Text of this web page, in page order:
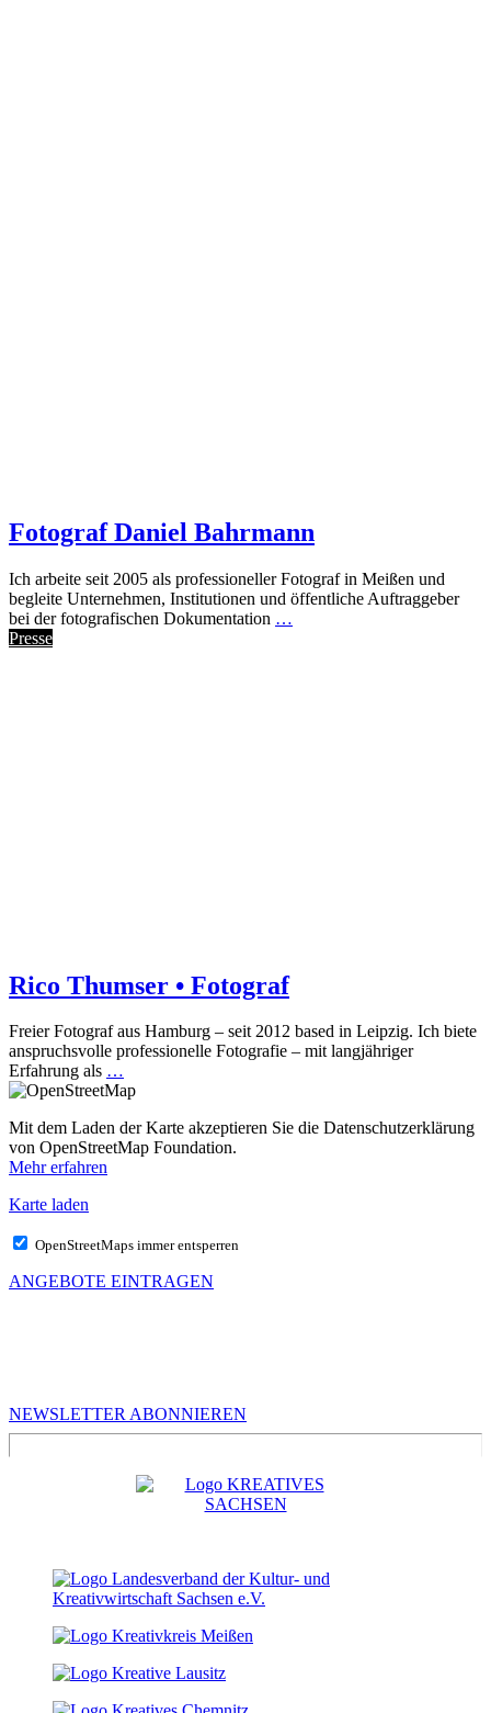
Fotograf Daniel Bahrmann
Ich arbeite seit 2005 als professioneller Fotograf in Meißen und
begleite Unternehmen, Institutionen und öffentliche Auftraggeber
bei der fotografischen Dokumentation …
Presse
Rico Thumser • Fotograf
Freier Fotograf aus Hamburg – seit 2012 based in Leipzig. Ich biete
anspruchsvolle professionelle Fotografie – mit langjähriger
Erfahrung als …
Mit dem Laden der Karte akzeptieren Sie die Datenschutzerklärung
von OpenStreetMap Foundation.
Mehr erfahren
Karte laden
OpenStreetMaps immer entsperren
ANGEBOTE EINTRAGEN
NEWSLETTER ABONNIEREN